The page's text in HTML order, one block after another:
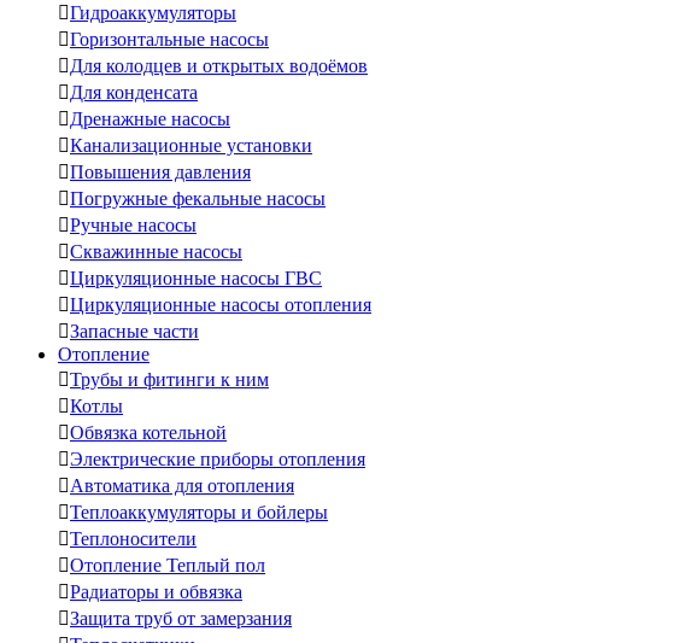
Гидроаккумуляторы
Горизонтальные насосы
Для колодцев и открытых водоёмов
Для конденсата
Дренажные насосы
Канализационные установки
Повышения давления
Погружные фекальные насосы
Ручные насосы
Скважинные насосы
Циркуляционные насосы ГВС
Циркуляционные насосы отопления
Запасные части
Отопление
Трубы и фитинги к ним
Котлы
Обвязка котельной
Электрические приборы отопления
Автоматика для отопления
Теплоаккумуляторы и бойлеры
Теплоносители
Отопление Теплый пол
Радиаторы и обвязка
Защита труб от замерзания